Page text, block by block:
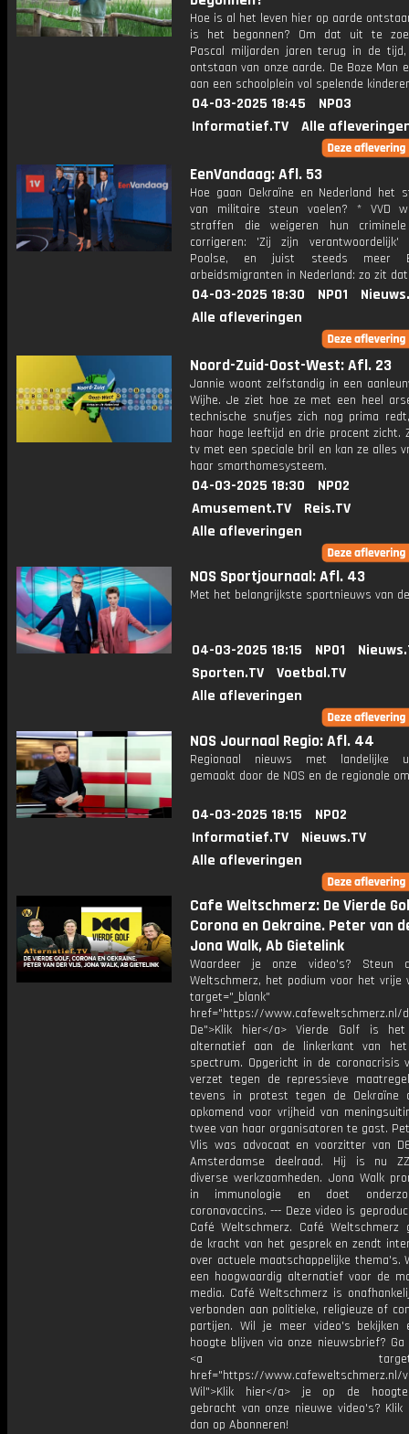
Hoe is al het leven hier op aarde
is het begonnen? Om dat uit te
Pascal miljarden jaren terug in de
ontstaan van onze aarde. De Boze Man
aan een schoolplein vol spelende
04-03-2025 18:45
NPO3
Informatief.TV
Alle
EenVandaag: Afl. 53
Hoe gaan Oekraïne en Nederland het
van militaire steun voelen? * VVD
straffen die weigeren hun
corrigeren: 'Zij zijn verantwoordelijk'
Poolse, en juist steeds meer
arbeidsmigranten in Nederland: zo zit dat
04-03-2025 18:30 NPO1
Alle afleveringen
Noord-Zuid-Oost-West: Afl. 23
Jannie woont zelfstandig in een
Wijhe. Je ziet hoe ze met een heel
technische snufjes zich nog prima
haar hoge leeftijd en drie procent zicht.
tv met een speciale bril en kan ze alles
haar smarthomesysteem.
04-03-2025 18:30
NPO2
Amusement.TV
Reis.TV
Alle afleveringen
NOS Sportjournaal: Afl. 43
Met het belangrijkste sportnieuws van
04-03-2025 18:15 NPO1
Sporten.TV
Voetbal.TV
Alle afleveringen
NOS Journaal Regio: Afl. 44
Regionaal nieuws met landelijke
gemaakt door de NOS en de regionale
04-03-2025 18:15
NPO2
Informatief.TV
Nieuws.TV
Alle afleveringen
Cafe Weltschmerz: De Vierde
Corona en Oekraine. Peter van
Jona Walk, Ab Gietelink
Waardeer je onze video's? Steun
Weltschmerz, het podium voor het vrije
target="_blank"
href="https://www.cafeweltschmerz.nl/
De">Klik hier</a> Vierde Golf is
alternatief aan de linkerkant van
spectrum. Opgericht in de coronacrisis
verzet tegen de repressieve
tevens in protest tegen de Oekraïne
opkomend voor vrijheid van
twee van haar organisatoren te gast.
Vlis was advocaat en voorzitter van
Amsterdamse deelraad. Hij is nu
diverse werkzaamheden. Jona Walk
in immunologie en doet
coronavaccins. --- Deze video is
Café Weltschmerz. Café Weltschmerz
de kracht van het gesprek en zendt
over actuele maatschappelijke thema's.
een hoogwaardig alternatief voor de
media. Café Weltschmerz is
verbonden aan politieke, religieuze of
partijen. Wil je meer video's bekijken
hoogte blijven via onze nieuwsbrief? Ga
<a
href="https://www.cafeweltschmerz.nl/
Wil">Klik hier</a> je op de
gebracht van onze nieuwe video's? Klik
dan op Abonneren!